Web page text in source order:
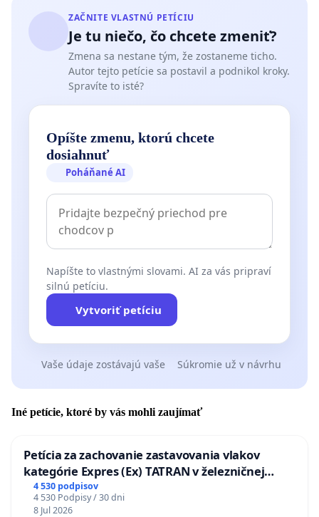
ZAČNITE VLASTNÚ PETÍCIU
Je tu niečo, čo chcete zmeniť?
Zmena sa nestane tým, že zostaneme ticho.
Autor tejto petície sa postavil a podnikol kroky.
Spravíte to isté?
Opíšte zmenu, ktorú chcete
dosiahnuť
Poháňané AI
Napíšte to vlastnými slovami. AI za vás pripraví
silnú petíciu.
Vytvoriť petíciu
Vaše údaje zostávajú vaše Súkromie už v návrhu
Iné petície, ktoré by vás mohli zaujímať
Petícia za zachovanie zastavovania vlakov
kategórie Expres (Ex) TATRAN v železničnej
stanici Púchov
4 530 podpisov
4 530 Podpisy / 30 dni
8 Jul 2026